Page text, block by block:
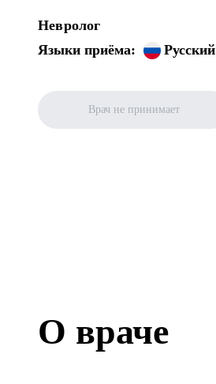
Невролог
Языки приёма:
Русский
Врач не принимает
О враче